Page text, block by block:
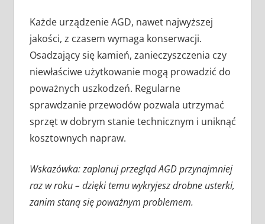
Każde urządzenie AGD, nawet najwyższej
jakości, z czasem wymaga konserwacji.
Osadzający się kamień, zanieczyszczenia czy
niewłaściwe użytkowanie mogą prowadzić do
poważnych uszkodzeń. Regularne
sprawdzanie przewodów pozwala utrzymać
sprzęt w dobrym stanie technicznym i uniknąć
kosztownych napraw.
Wskazówka: zaplanuj przegląd AGD przynajmniej
raz w roku – dzięki temu wykryjesz drobne usterki,
zanim staną się poważnym problemem.